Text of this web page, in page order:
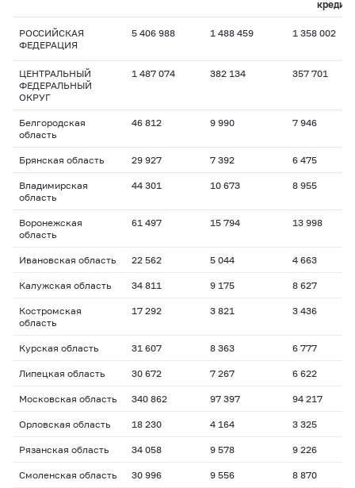
РОССИЙСКАЯ
ФЕДЕРАЦИЯ
5 406 988 1 488 459 1 358 002
ЦЕНТРАЛЬНЫЙ
ФЕДЕРАЛЬНЫЙ
ОКРУГ
1 487 074 382 134 357 701
Белгородская
область
46 812 9 990 7 946
Брянская область 29 927 7 392 6 475
Владимирская
область
44 301 10 673 8 955
Воронежская
область
61 497 15 794 13 998
Ивановская область 22 562 5 044 4 663
Калужская область 34 811 9 175 8 627
Костромская
область
17 292 3 821 3 436
Курская область 31 607 8 363 6 777
Липецкая область 30 672 7 267 6 622
Московская область 340 862 97 397 94 217
Орловская область 18 230 4 164 3 325
Рязанская область 34 058 9 578 9 226
Смоленская область 30 996 9 556 8 870